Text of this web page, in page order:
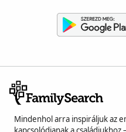
Mindenhol arra inspiráljuk az